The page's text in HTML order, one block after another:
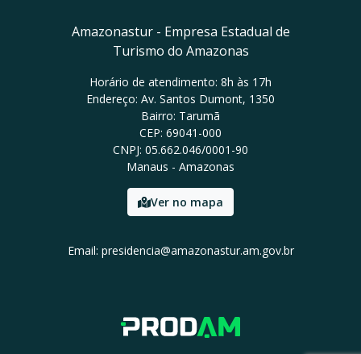
Amazonastur - Empresa Estadual de
Turismo do Amazonas
Horário de atendimento: 8h às 17h
Endereço: Av. Santos Dumont, 1350
Bairro: Tarumã
CEP: 69041-000
CNPJ: 05.662.046/0001-90
Manaus - Amazonas
Ver no mapa
Email: presidencia@amazonastur.am.gov.br